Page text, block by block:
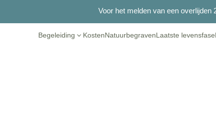
Voor het melden van een overlijden
Begeleiding KostenNatuurbegravenLaatste levensfase